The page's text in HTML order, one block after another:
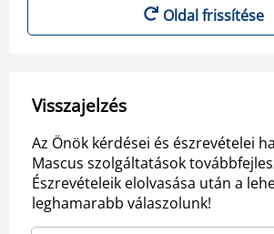
Oldal frissítése
Visszajelzés
Az Önök kérdései és észrevételei
Mascus szolgáltatások
Észrevételeik elolvasása után a
leghamarabb válaszolunk!